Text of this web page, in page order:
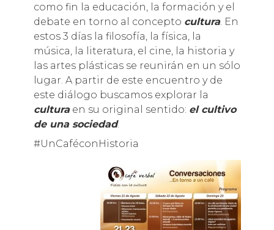
como fin la educación, la formación y el
debate en torno al concepto cultura. En
estos 3 días la filosofía, la física, la
música, la literatura, el cine, la historia y
las artes plásticas se reunirán en un sólo
lugar. A partir de este encuentro y de
este diálogo buscamos explorar la
culturaen su original sentido: el cultivo
de una sociedad.
#UnCaféconHistoria